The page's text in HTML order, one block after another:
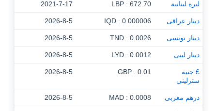
ليرة لبنانية 672.70 : LBP
2021-7-17
دينار عراقى 0.000006 : IQD
2026-8-5
دينار تونسى 0.0026 : TND
2026-8-5
دينار ليبى 0.0012 : LYD
2026-8-5
£ جنيه
سترليني
0.01 : GBP
2026-8-5
درهم مغربى 0.0008 : MAD
2026-8-5